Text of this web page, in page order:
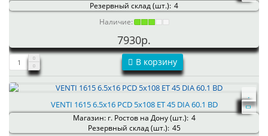
Резервный склад (шт.): 4
Наличие:
7930р.
В корзину
VENTI 1615 6.5x16 PCD 5x108 ET 45 DIA 60.1 BD
Магазин: г. Ростов на Дону (шт.): 4
Резервный склад (шт.): 45